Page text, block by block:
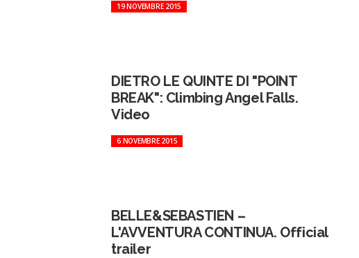
19 NOVEMBRE 2015
DIETRO LE QUINTE DI "POINT
BREAK": Climbing Angel Falls.
Video
6 NOVEMBRE 2015
BELLE&SEBASTIEN –
L'AVVENTURA CONTINUA. Official
trailer